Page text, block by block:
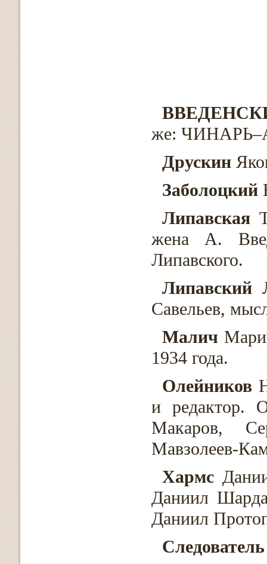
же:
Друскин
Заболоцкий
Липавская
жена А.
Липавского.
Липавский
Савельев,
Малич
1934 года.
Олейников
и редактор.
Макаров,
Мавзолеев-
Хармс
Даниил
Даниил